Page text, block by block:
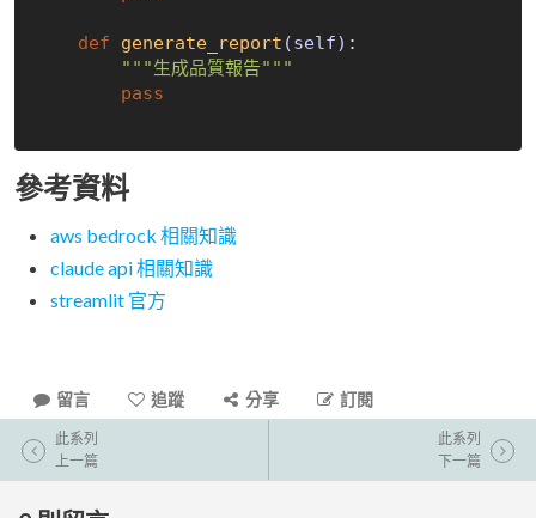
def generate_report (self) :
"""生成品質報告"""
pass
參考資料
aws bedrock 相關知識
claude api 相關知識
streamlit 官方
留言 追蹤 分享 訂閱
此系列
上一篇
此系列
下一篇